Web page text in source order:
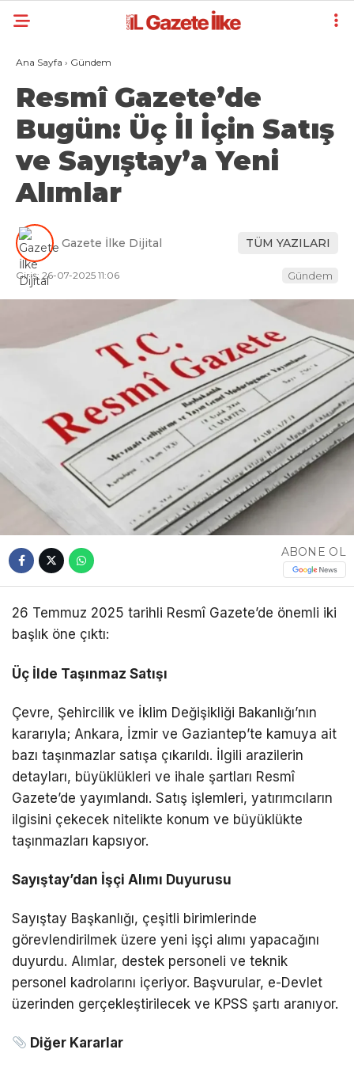
Ana Sayfa › Gündem
Resmî Gazete’de
Bugün: Üç İl İçin Satış
ve Sayıştay’a Yeni
Alımlar
Gazete İlke Dijital TÜM YAZILARI
Giriş: 26-07-2025 11:06 Gündem
ABONE OL
26 Temmuz 2025 tarihli Resmî Gazete’de önemli iki
başlık öne çıktı:
Üç İlde Taşınmaz Satışı
Çevre, Şehircilik ve İklim Değişikliği Bakanlığı’nın
kararıyla; Ankara, İzmir ve Gaziantep’te kamuya ait
bazı taşınmazlar satışa çıkarıldı. İlgili arazilerin
detayları, büyüklükleri ve ihale şartları Resmî
Gazete’de yayımlandı. Satış işlemleri, yatırımcıların
ilgisini çekecek nitelikte konum ve büyüklükte
taşınmazları kapsıyor.
Sayıştay’dan İşçi Alımı Duyurusu
Sayıştay Başkanlığı, çeşitli birimlerinde
görevlendirilmek üzere yeni işçi alımı yapacağını
duyurdu. Alımlar, destek personeli ve teknik
personel kadrolarını içeriyor. Başvurular, e-Devlet
üzerinden gerçekleştirilecek ve KPSS şartı aranıyor.
Diğer Kararlar